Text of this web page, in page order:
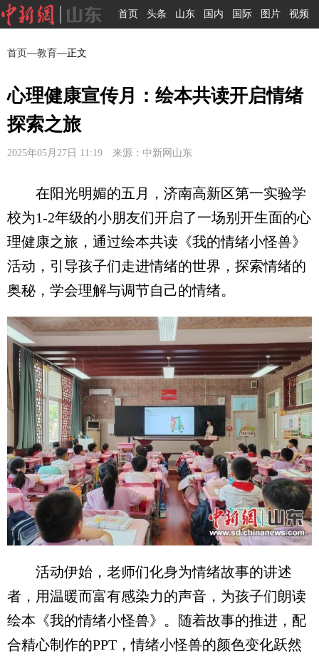
首页 头条 山东 国内 国际 图片 视频
首页—教育—正文
心理健康宣传月：绘本共读开启情绪
探索之旅
2025年05月27日 11:19 来源：中新网山东
在阳光明媚的五月，济南高新区第一实验学
校为1-2年级的小朋友们开启了一场别开生面的心
理健康之旅，通过绘本共读《我的情绪小怪兽》
活动，引导孩子们走进情绪的世界，探索情绪的
奥秘，学会理解与调节自己的情绪。
活动伊始，老师们化身为情绪故事的讲述
者，用温暖而富有感染力的声音，为孩子们朗读
绘本《我的情绪小怪兽》。随着故事的推进，配
合精心制作的PPT，情绪小怪兽的颜色变化跃然